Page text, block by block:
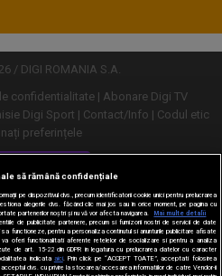
/ DIGI ROMANIA S.A.
confidentialitate
Abonare Digi TV
Digi Sport Contact/Info
Codul etic
preferințele
desktop
să rămână confidențiale
pe dispozitivul dvs., precum identificatorii cookie unici pentru prelucrarea
alegerile dvs. făcând clic mai jos sau în orice moment, pe pagina cu
partenerilor noștri și nu vă vor afecta navigarea.
Mai multe detalii
de publicitate partenere, precum si furnizorii nostri de servicii de date
functioneze, pentru a personaliza continutul si anunturile publicitare afisate
oferi functionalitati aferente retelelor de socializare si pentru a analiza
de art. 15-22 din GDPR in legatura cu prelucrarea datelor cu caracter
indicata aici. Prin click pe “ACCEPT TOATE”, acceptati folosirea
acceptul dvs. cu privire la stocarea/accesarea informatiilor de catre Vendor-ii